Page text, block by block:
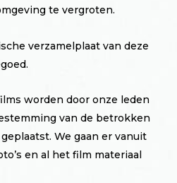
te vergroten.
verzamelplaat van deze
worden door onze leden
van de betrokken
We gaan er vanuit
en al het film materiaal